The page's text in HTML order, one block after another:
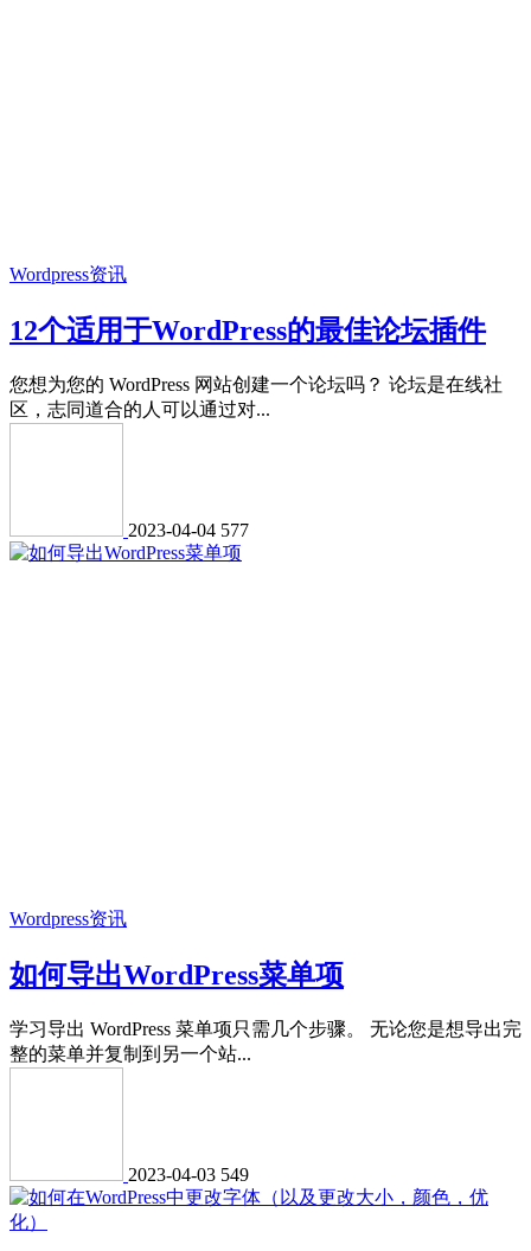
Wordpress资讯
12个适用于WordPress的最佳论坛插件
您想为您的 WordPress 网站创建一个论坛吗？ 论坛是在线社
区，志同道合的人可以通过对...
2023-04-04 577
Wordpress资讯
如何导出WordPress菜单项
学习导出 WordPress 菜单项只需几个步骤。 无论您是想导出完
整的菜单并复制到另一个站...
2023-04-03 549